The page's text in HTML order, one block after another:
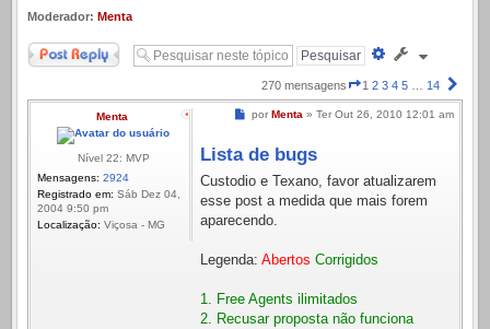
Moderador: Menta
Responder
Pesquisa
270 mensagens Página
1
de
1 2 3 4 5 14
Menta
Nível 22: MVP
Mensagens: 2924
Registrado em: Sáb Dez 04,
2004 9:50 pm
Localização: Viçosa - MG
Mensagem
por Menta » Ter Out 26, 2010 12:01 am
Lista de bugs
Custodio e Texano, favor atualizarem
esse post a medida que mais forem
aparecendo.
Legenda: Abertos Corrigidos
1. Free Agents ilimitados
2. Recusar proposta não funciona